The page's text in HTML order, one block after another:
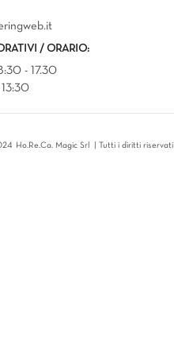
/ ORARIO:
- 17.30
Ho.Re.Ca. Magic Srl | Tutti i diritti riservati